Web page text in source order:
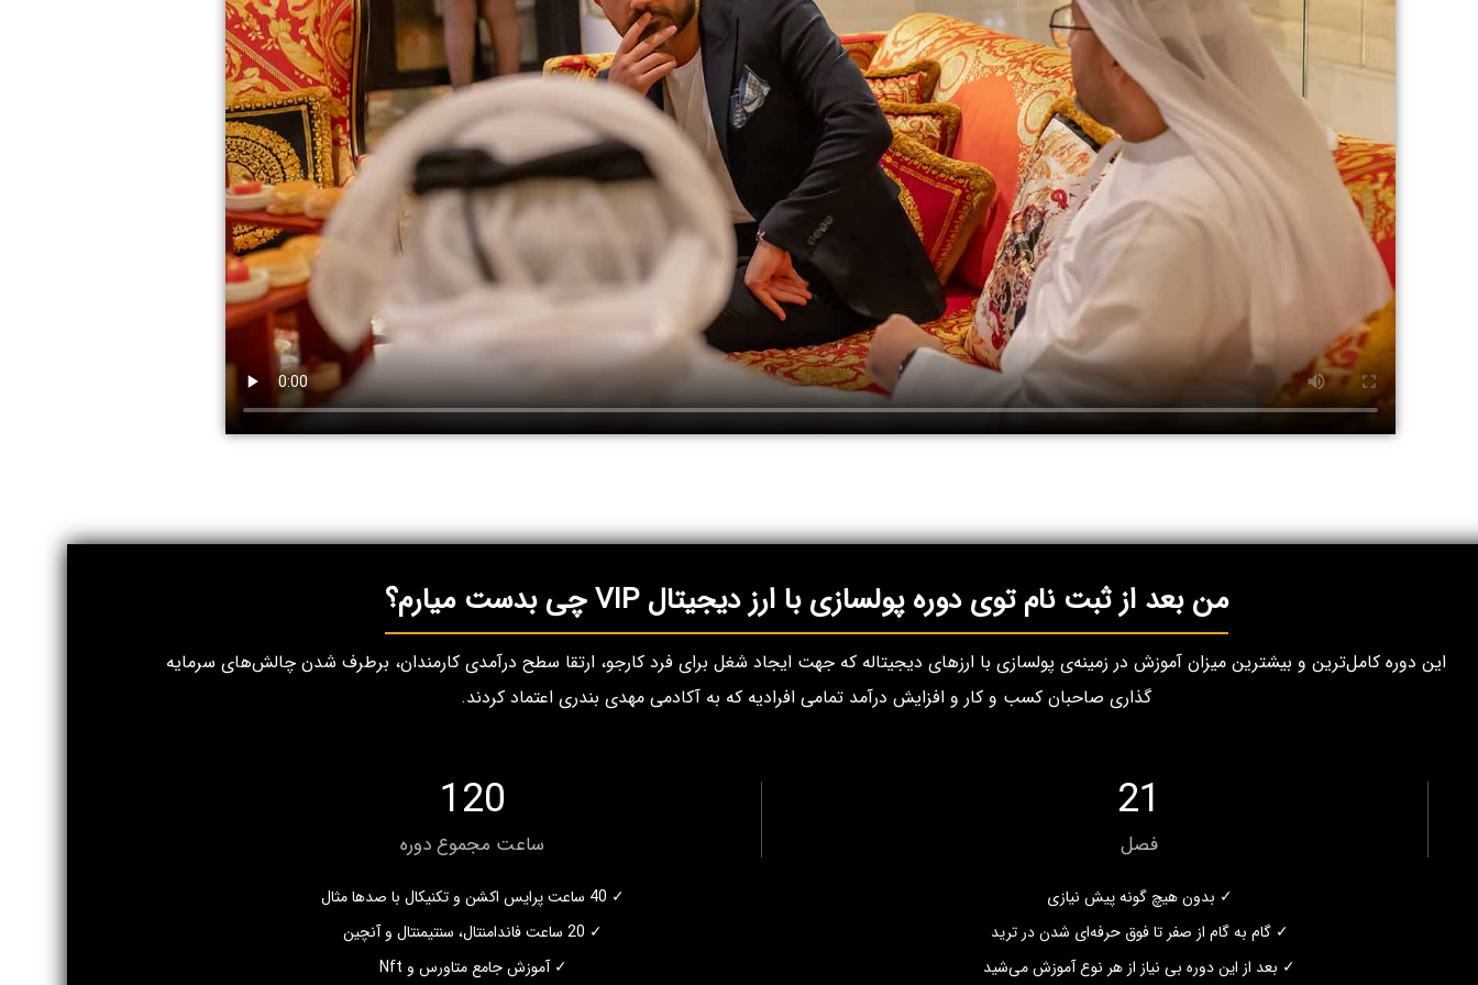
من بعد از ثبت نام توی دوره پولسازی با ارز دیجیتال VIP چی بدست میارم؟
این دوره کامل‌ترین و بیشترین میزان آموزش در زمینه‌ی پولسازی با ارزهای دیجیتاله که جهت ایجاد شغل برای فرد کارجو، ارتقا سطح درآمدی کارمندان، برطرف شدن چالش‌های سرمایه
گذاری صاحبان کسب و کار و افزایش درآمد تمامی افرادیه که به آکادمی مهدی بندری اعتماد کردند.
21
فصل
✓ بدون هیچ گونه پیش نیازی
✓ گام به گام از صفر تا فوق حرفه‌ای شدن در ترید
✓ بعد از این دوره بی نیاز از هر نوع آموزش می‌شید
120
ساعت مجموع دوره
✓ 40 ساعت پرایس اکشن و تکنیکال با صدها مثال
✓ 20 ساعت فاندامنتال، سنتیمنتال و آنچین
✓ آموزش جامع متاورس و Nft